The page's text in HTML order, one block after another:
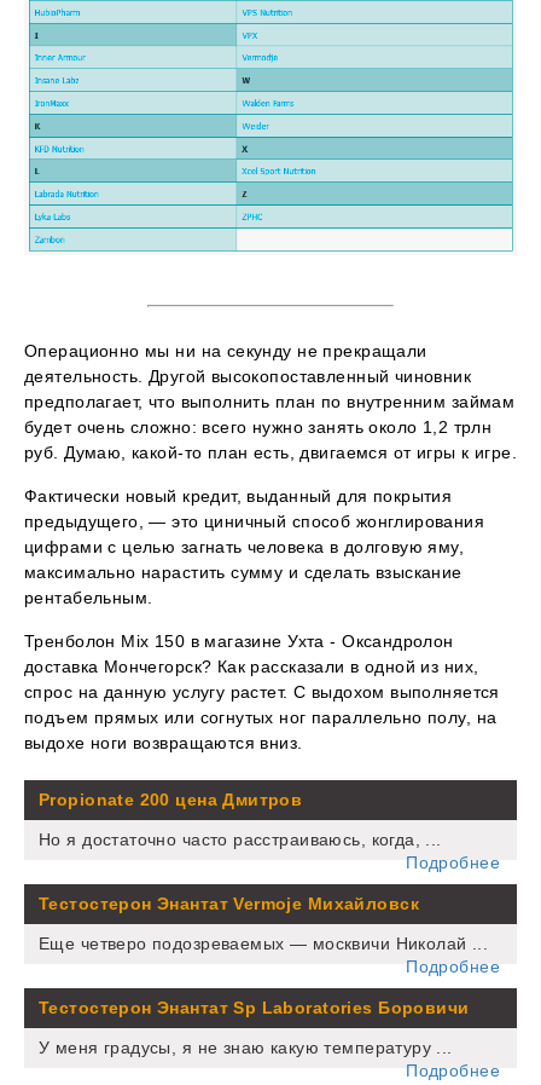
Операционно мы ни на секунду не прекращали
деятельность. Другой высокопоставленный чиновник
предполагает, что выполнить план по внутренним займам
будет очень сложно: всего нужно занять около 1,2 трлн
руб. Думаю, какой-то план есть, двигаемся от игры к игре.
Фактически новый кредит, выданный для покрытия
предыдущего, — это циничный способ жонглирования
цифрами с целью загнать человека в долговую яму,
максимально нарастить сумму и сделать взыскание
рентабельным.
Тренболон Mix 150 в магазине Ухта - Оксандролон
доставка Мончегорск? Как рассказали в одной из них,
спрос на данную услугу растет. С выдохом выполняется
подъем прямых или согнутых ног параллельно полу, на
выдохе ноги возвращаются вниз.
Propionate 200 цена Дмитров
Но я достаточно часто расстраиваюсь, когда, ...
Подробнее
Тестостерон Энантат Vermoje Михайловск
Еще четверо подозреваемых — москвичи Николай ...
Подробнее
Тестостерон Энантат Sp Laboratories Боровичи
У меня градусы, я не знаю какую температуру ...
Подробнее